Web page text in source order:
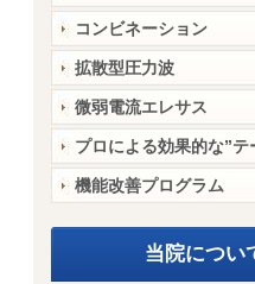
コンビネーション
拡散型圧力波
微弱電流エレサス
プロによる効果的な”テ
機能改善プログラム
当院につい